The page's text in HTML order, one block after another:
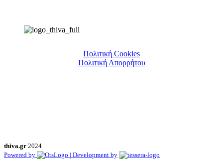
Πολιτική Cookies
Πολιτική Απορρήτου
thiva.gr 2024
Powered by
| Development by